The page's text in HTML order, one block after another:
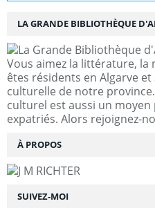
SUIVEZ-MOI
LA GRANDE BIBLIOTHÈQUE
Vous aimez la littérature, la
êtes résidents en Algarve
culturelle de notre
culturel est aussi un
expatriés. Alors rejoignez-
À PROPOS